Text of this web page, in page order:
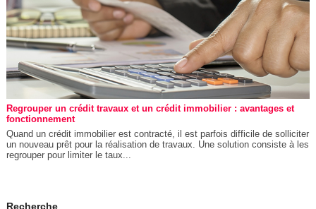
Regrouper un crédit travaux et un crédit immobilier : avantages et
fonctionnement
Quand un crédit immobilier est contracté, il est parfois difficile de solliciter
un nouveau prêt pour la réalisation de travaux. Une solution consiste à les
regrouper pour limiter le taux...
Recherche